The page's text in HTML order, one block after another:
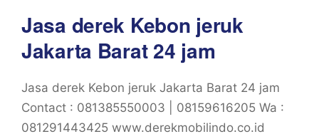
Jasa derek Kebon jeruk
Jakarta Barat 24 jam
Jasa derek Kebon jeruk Jakarta Barat 24 jam
Contact : 081385550003 | 08159616205 Wa :
081291443425 www.derekmobilindo.co.id